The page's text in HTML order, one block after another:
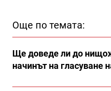
Още по темата:
Ще доведе ли до
начинът на гласуване